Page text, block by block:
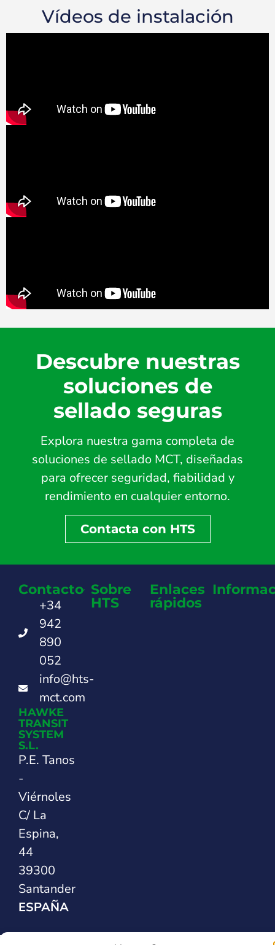
Vídeos de instalación
Descubre nuestras
soluciones de
sellado seguras
Explora nuestra gama completa de
soluciones de sellado MCT, diseñadas
para ofrecer seguridad, fiabilidad y
rendimiento en cualquier entorno.
Contacta con HTS
Contacto
+34
942
890
052
info@hts-
mct.com
HAWKE
TRANSIT
SYSTEM
S.L.
P.E. Tanos
-
Viérnoles
C/ La
Espina,
44
39300
Santander
ESPAÑA
Sobre
HTS
Enlaces
rápidos